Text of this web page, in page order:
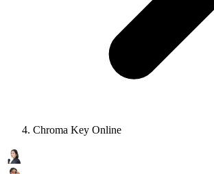
Chroma Key Online